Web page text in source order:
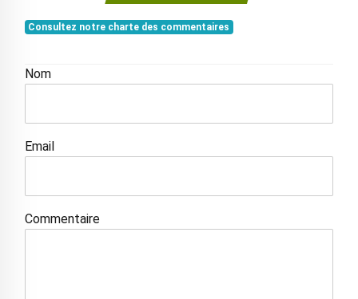
Consultez notre charte des commentaires
Nom
Email
Commentaire